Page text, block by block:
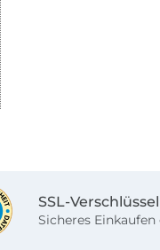
SSL-
Sicheres